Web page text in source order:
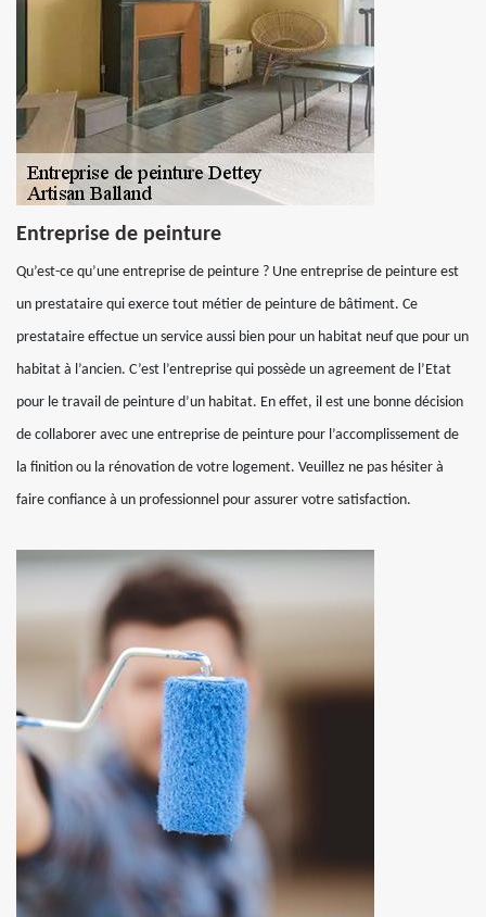
Entreprise de peinture
Qu’est-ce qu’une entreprise de peinture ? Une entreprise de peinture est
un prestataire qui exerce tout métier de peinture de bâtiment. Ce
prestataire effectue un service aussi bien pour un habitat neuf que pour un
habitat à l’ancien. C’est l’entreprise qui possède un agreement de l’Etat
pour le travail de peinture d’un habitat. En effet, il est une bonne décision
de collaborer avec une entreprise de peinture pour l’accomplissement de
la finition ou la rénovation de votre logement. Veuillez ne pas hésiter à
faire confiance à un professionnel pour assurer votre satisfaction.